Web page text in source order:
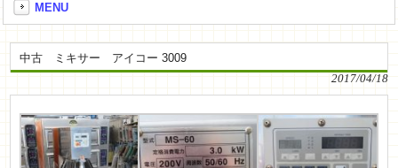
MENU
中古 ミキサー アイコー 3009
2017/04/18